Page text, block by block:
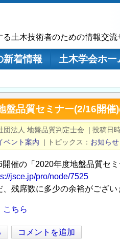
土木技術者のための情報交流
新着情報
土木学会ホー
盤品質セミナー(2/16開催
団法人 地盤品質判定士会 | 投稿日
ベント案内 | トピックス お知らせ
開催の「2020年度地盤品質セ
jsce.jp/pro/node/7525
、残席数に多少の余裕がござ
こちら
コメントを追加